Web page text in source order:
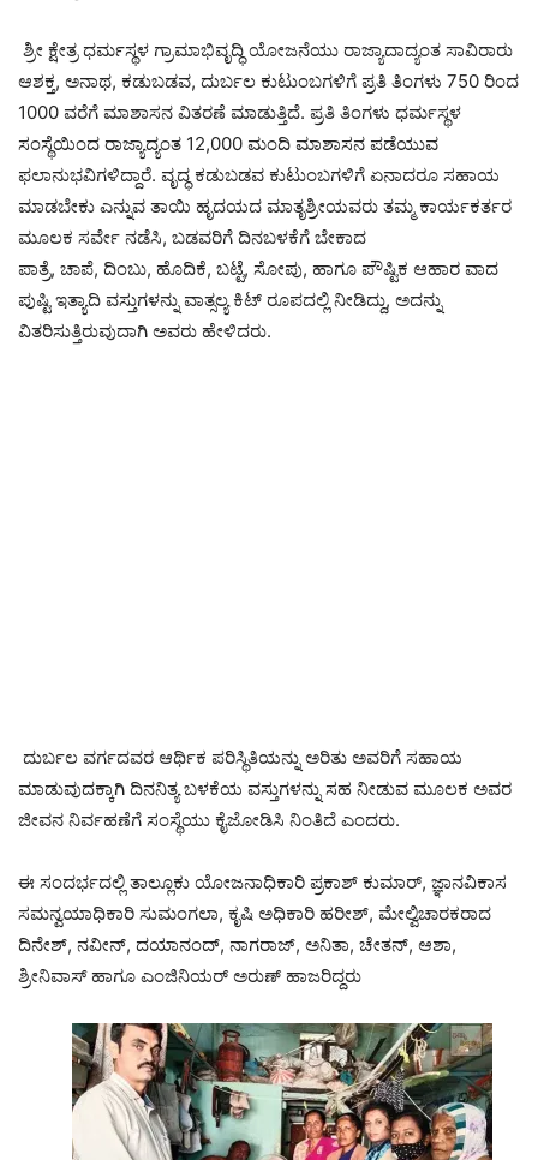
ಶ್ರೀ ಕ್ಷೇತ್ರ ಧರ್ಮಸ್ಥಳ ಗ್ರಾಮಾಭಿವೃದ್ಧಿ ಯೋಜನೆಯು ರಾಜ್ಯಾದಾದ್ಯಂತ ಸಾವಿರಾರು
ಆಶಕ್ತ, ಅನಾಥ, ಕಡುಬಡವ, ದುರ್ಬಲ ಕುಟುಂಬಗಳಿಗೆ ಪ್ರತಿ ತಿಂಗಳು 750 ರಿಂದ
1000 ವರೆಗೆ ಮಾಶಾಸನ ವಿತರಣೆ ಮಾಡುತ್ತಿದೆ. ಪ್ರತಿ ತಿಂಗಳು ಧರ್ಮಸ್ಥಳ
ಸಂಸ್ಥೆಯಿಂದ ರಾಜ್ಯಾದ್ಯಂತ 12,000 ಮಂದಿ ಮಾಶಾಸನ ಪಡೆಯುವ
ಫಲಾನುಭವಿಗಳಿದ್ದಾರೆ. ವೃದ್ಧ ಕಡುಬಡವ ಕುಟುಂಬಗಳಿಗೆ ಏನಾದರೂ ಸಹಾಯ
ಮಾಡಬೇಕು ಎನ್ನುವ ತಾಯಿ ಹೃದಯದ ಮಾತೃಶ್ರೀಯವರು ತಮ್ಮ ಕಾರ್ಯಕರ್ತರ
ಮೂಲಕ ಸರ್ವೇ ನಡೆಸಿ, ಬಡವರಿಗೆ ದಿನಬಳಕೆಗೆ ಬೇಕಾದ
ಪಾತ್ರೆ, ಚಾಪೆ, ದಿಂಬು, ಹೊದಿಕೆ, ಬಟ್ಟೆ, ಸೋಪು, ಹಾಗೂ ಪೌಷ್ಟಿಕ ಆಹಾರ ವಾದ
ಪುಷ್ಟಿ ಇತ್ಯಾದಿ ವಸ್ತುಗಳನ್ನು ವಾತ್ಸಲ್ಯ ಕಿಟ್ ರೂಪದಲ್ಲಿ ನೀಡಿದ್ದು, ಅದನ್ನು
ವಿತರಿಸುತ್ತಿರುವುದಾಗಿ ಅವರು ಹೇಳಿದರು.
ದುರ್ಬಲ ವರ್ಗದವರ ಆರ್ಥಿಕ ಪರಿಸ್ಥಿತಿಯನ್ನು ಅರಿತು ಅವರಿಗೆ ಸಹಾಯ
ಮಾಡುವುದಕ್ಕಾಗಿ ದಿನನಿತ್ಯ ಬಳಕೆಯ ವಸ್ತುಗಳನ್ನು ಸಹ ನೀಡುವ ಮೂಲಕ ಅವರ
ಜೀವನ ನಿರ್ವಹಣೆಗೆ ಸಂಸ್ಥೆಯು ಕೈಜೋಡಿಸಿ ನಿಂತಿದೆ ಎಂದರು.
ಈ ಸಂದರ್ಭದಲ್ಲಿ ತಾಲ್ಲೂಕು ಯೋಜನಾಧಿಕಾರಿ ಪ್ರಕಾಶ್ ಕುಮಾರ್, ಜ್ಞಾನವಿಕಾಸ
ಸಮನ್ವಯಾಧಿಕಾರಿ ಸುಮಂಗಲಾ, ಕೃಷಿ ಅಧಿಕಾರಿ ಹರೀಶ್, ಮೇಲ್ವಿಚಾರಕರಾದ
ದಿನೇಶ್, ನವೀನ್, ದಯಾನಂದ್, ನಾಗರಾಜ್, ಅನಿತಾ, ಚೇತನ್, ಆಶಾ,
ಶ್ರೀನಿವಾಸ್ ಹಾಗೂ ಎಂಜಿನಿಯರ್ ಅರುಣ್ ಹಾಜರಿದ್ದರು